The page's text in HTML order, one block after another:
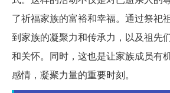
了祈福家族的富裕和幸福。通过祭祀
到家族的凝聚力和传承力，以及祖先
和关怀。同时，这也是让家族成员有
感情，凝聚力量的重要时刻。